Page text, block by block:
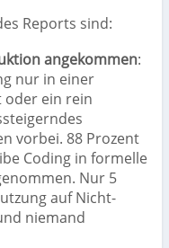
Reports sind:
angekommen:
nur in einer
oder ein rein
vorbei. 88 Prozent
Coding in formelle
Nur 5
auf Nicht-
niemand